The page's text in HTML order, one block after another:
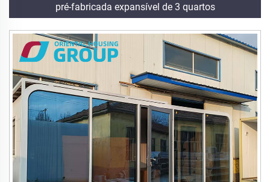
pré-fabricada expansível de 3 quartos